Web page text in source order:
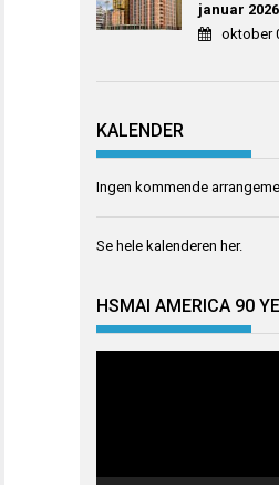
januar
oktober
KALENDER
Ingen kommende
Se hele kalenderen her.
HSMAI AMERICA 90